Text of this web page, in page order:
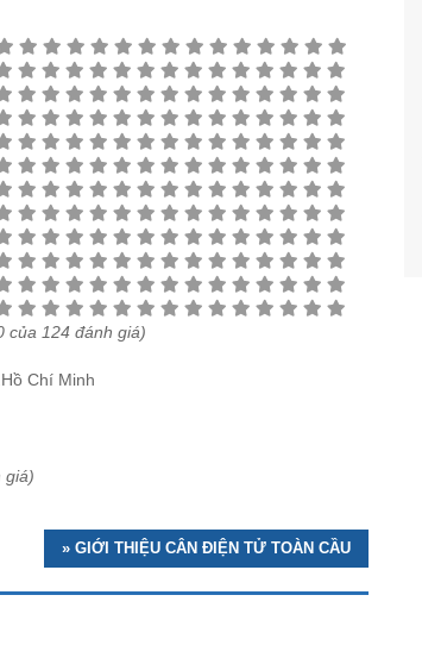
của 124 đánh giá)
Chí Minh
giá)
» GIỚI THIỆU CÂN ĐIỆN TỬ TOÀN CẦU